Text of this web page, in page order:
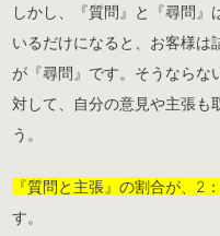
しかし、『質問』と『尋問』
いるだけになると、お客様は
が『尋問』です。そうならな
対して、自分の意見や主張も
う。
『質問と主張』の割合が、2
す。